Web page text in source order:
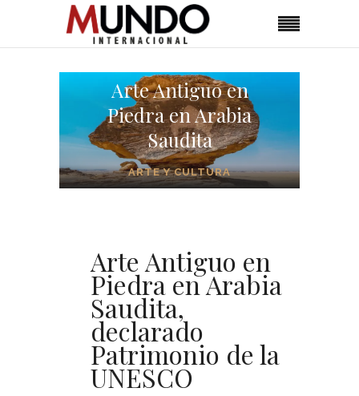
Arte Antiguo en
Piedra en Arabia
Saudita
ARTE Y CULTURA
Arte Antiguo en
Piedra en Arabia
Saudita,
declarado
Patrimonio de la
UNESCO